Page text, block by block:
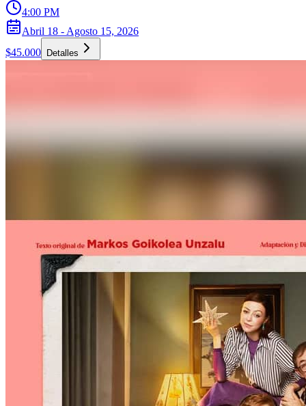
4:00 PM
Abril 18 - Agosto 15, 2026
$45.000
Detalles